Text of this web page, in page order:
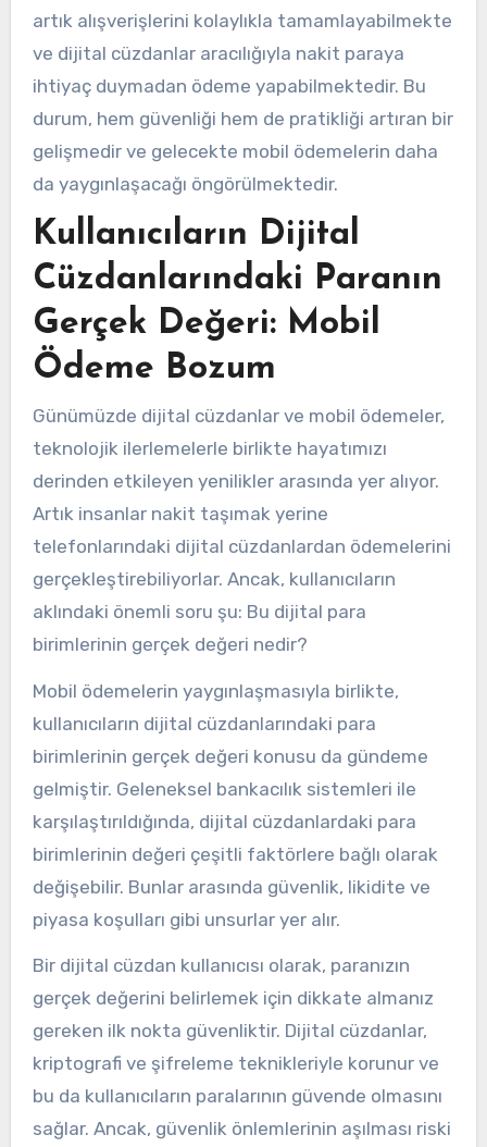
artık alışverişlerini kolaylıkla tamamlayabilmekte
ve dijital cüzdanlar aracılığıyla nakit paraya
ihtiyaç duymadan ödeme yapabilmektedir. Bu
durum, hem güvenliği hem de pratikliği artıran bir
gelişmedir ve gelecekte mobil ödemelerin daha
da yaygınlaşacağı öngörülmektedir.
Kullanıcıların Dijital
Cüzdanlarındaki Paranın
Gerçek Değeri: Mobil
Ödeme Bozum
Günümüzde dijital cüzdanlar ve mobil ödemeler,
teknolojik ilerlemelerle birlikte hayatımızı
derinden etkileyen yenilikler arasında yer alıyor.
Artık insanlar nakit taşımak yerine
telefonlarındaki dijital cüzdanlardan ödemelerini
gerçekleştirebiliyorlar. Ancak, kullanıcıların
aklındaki önemli soru şu: Bu dijital para
birimlerinin gerçek değeri nedir?
Mobil ödemelerin yaygınlaşmasıyla birlikte,
kullanıcıların dijital cüzdanlarındaki para
birimlerinin gerçek değeri konusu da gündeme
gelmiştir. Geleneksel bankacılık sistemleri ile
karşılaştırıldığında, dijital cüzdanlardaki para
birimlerinin değeri çeşitli faktörlere bağlı olarak
değişebilir. Bunlar arasında güvenlik, likidite ve
piyasa koşulları gibi unsurlar yer alır.
Bir dijital cüzdan kullanıcısı olarak, paranızın
gerçek değerini belirlemek için dikkate almanız
gereken ilk nokta güvenliktir. Dijital cüzdanlar,
kriptografi ve şifreleme teknikleriyle korunur ve
bu da kullanıcıların paralarının güvende olmasını
sağlar. Ancak, güvenlik önlemlerinin aşılması riski